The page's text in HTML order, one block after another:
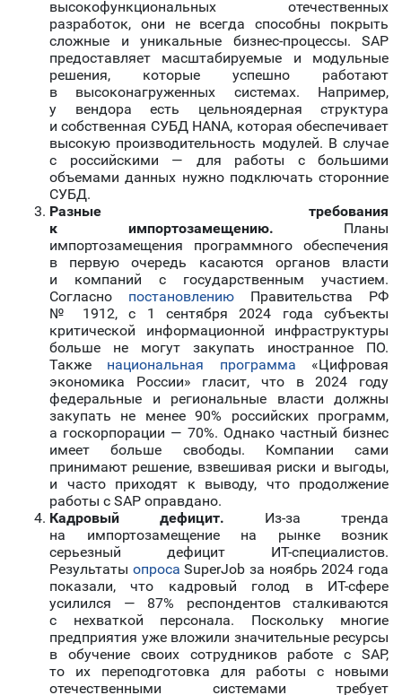
высокофункциональных отечественных
разработок, они не всегда способны покрыть
сложные и уникальные бизнес-процессы. SAP
предоставляет масштабируемые и модульные
решения, которые успешно работают
в высоконагруженных системах. Например,
у вендора есть цельноядерная структура
и собственная СУБД HANA, которая обеспечивает
высокую производительность модулей. В случае
с российскими — для работы с большими
объемами данных нужно подключать сторонние
СУБД.
Разные требования
к импортозамещению. Планы
импортозамещения программного обеспечения
в первую очередь касаются органов власти
и компаний с государственным участием.
Согласно постановлению Правительства РФ
№ 1912, с 1 сентября 2024 года субъекты
критической информационной инфраструктуры
больше не могут закупать иностранное ПО.
Также национальная программа «Цифровая
экономика России» гласит, что в 2024 году
федеральные и региональные власти должны
закупать не менее 90% российских программ,
а госкорпорации — 70%. Однако частный бизнес
имеет больше свободы. Компании сами
принимают решение, взвешивая риски и выгоды,
и часто приходят к выводу, что продолжение
работы с SAP оправдано.
Кадровый дефицит. Из-за тренда
на импортозамещение на рынке возник
серьезный дефицит ИТ-специалистов.
Результаты опроса SuperJob за ноябрь 2024 года
показали, что кадровый голод в ИT-сфере
усилился — 87% респондентов сталкиваются
с нехваткой персонала. Поскольку многие
предприятия уже вложили значительные ресурсы
в обучение своих сотрудников работе с SAP,
то их переподготовка для работы с новыми
отечественными системами требует